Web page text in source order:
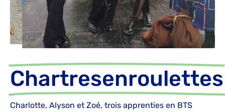
Chartresenroulettes
Charlotte, Alyson et Zoé, trois apprenties en BTS